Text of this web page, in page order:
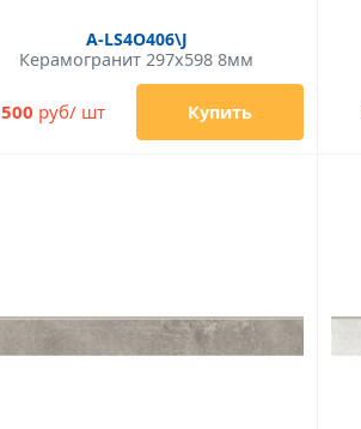
A-LS4O406\J
Керамогранит 297x598 8мм
500 руб/ шт Купить